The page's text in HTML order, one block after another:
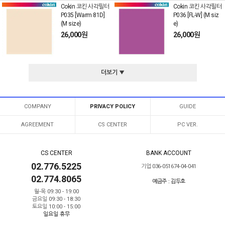
Cokin 코킨 사각필터
P035 [Warm 81D]
(M size)
26,000원
Cokin 코킨 사각필터
P036 [FL-W] (M siz
e)
26,000원
더보기 ▼
COMPANY PRIVACY POLICY GUIDE
AGREEMENT CS CENTER PC VER.
CS CENTER
02.776.5225
02.774.8065
월-목 09:30 - 19:00
금요일 09:30 - 18:30
토요일 10:00 - 15:00
일요일 휴무
BANK ACCOUNT
기업 036-051674-04-041
예금주 : 김두호